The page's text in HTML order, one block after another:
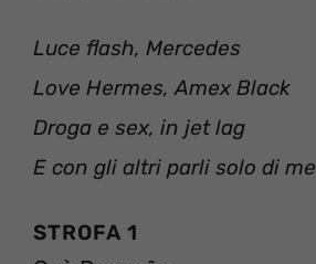
Luce flash, Mercedes
Love Hermes, Amex Black
Droga e sex, in jet lag
E con gli altri parli solo di me
STROFA 1